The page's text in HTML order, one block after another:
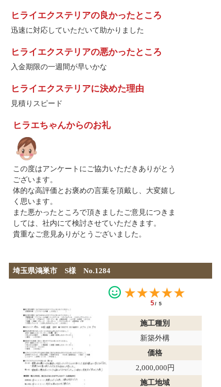
ヒライエクステリアの良かったところ
迅速に対応していただいて助かりました
ヒライエクステリアの悪かったところ
入金期限の一週間が早いかな
ヒライエクステリアに決めた理由
見積りスピード
ヒラエちゃんからのお礼
この度はアンケートにご協力いただきありがとう
ございます。
体的な高評価とお褒めの言葉を頂戴し、大変嬉し
く思います。
また悪かったところで頂きましたご意見につきま
しては、社内にて検討させていただきます。
貴重なご意見ありがとうございました。
埼玉県鴻巣市 S様 No.1284
★★★★★
5/5
施工種別
新築外構
価格
2,000,000円
施工地域